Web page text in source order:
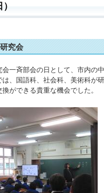
究会
一斉部会の日として、市内の
、国語科、社会科、美術科が
ができる貴重な機会でした。